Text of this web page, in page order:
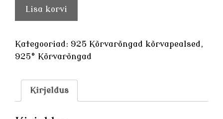
valge
KIRIVÖÖ
Lisa korvi
Kategooriad: 925 Kõrvarõngad kõrvapealsed,
925° Kõrvarõngad
Kirjeldus